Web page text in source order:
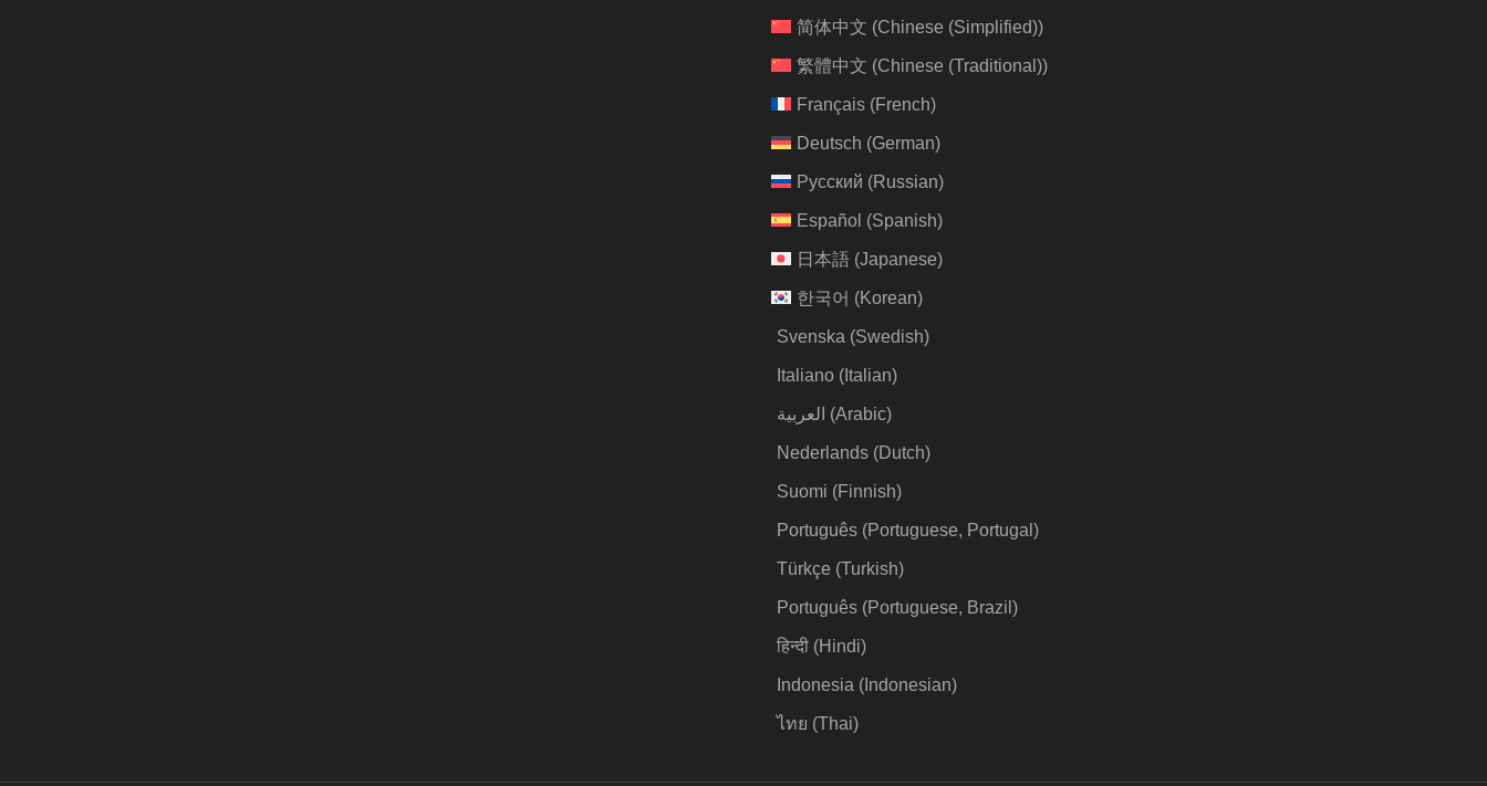
简体中文 (Chinese (Simplified))
繁體中文 (Chinese (Traditional))
Français(French)
Deutsch (German)
Русский (Russian)
Español (Spanish)
日本語(Japanese)
한국어 (Korean)
Svenska (Swedish)
Italiano(Italian)
العربية (Arabic)
Nederlands(Dutch)
Suomi (Finnish)
Português(Portuguese, Portugal )
Türkçe (Turkish)
Português(Portuguese, Brazil )
हिन्दी(Hindi)
Indonesia (Indonesian)
ไทย (Thai)